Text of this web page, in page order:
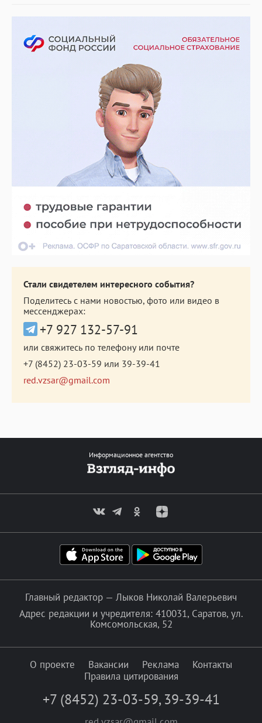
Стали свидетелем интересного события?
Поделитесь с нами новостью, фото или видео в
мессенджерах:
+7 927 132-57-91
или свяжитесь по телефону или почте
+7 (8452) 23-03-59 или 39-39-41
red.vzsar@gmail.com
Информационное агентство
Главный редактор — Лыков Николай Валерьевич
Адрес редакции и учредителя: 410031, Саратов, ул.
Комсомольская, 52
О проекте Вакансии Реклама
Контакты
Правила цитирования
+7 (8452) 23-03-59, 39-39-41